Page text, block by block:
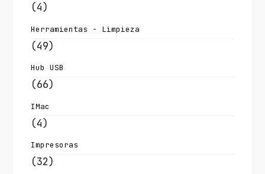
(4)
Herramientas - Limpieza
(49)
Hub USB
(66)
IMac
(4)
Impresoras
(32)